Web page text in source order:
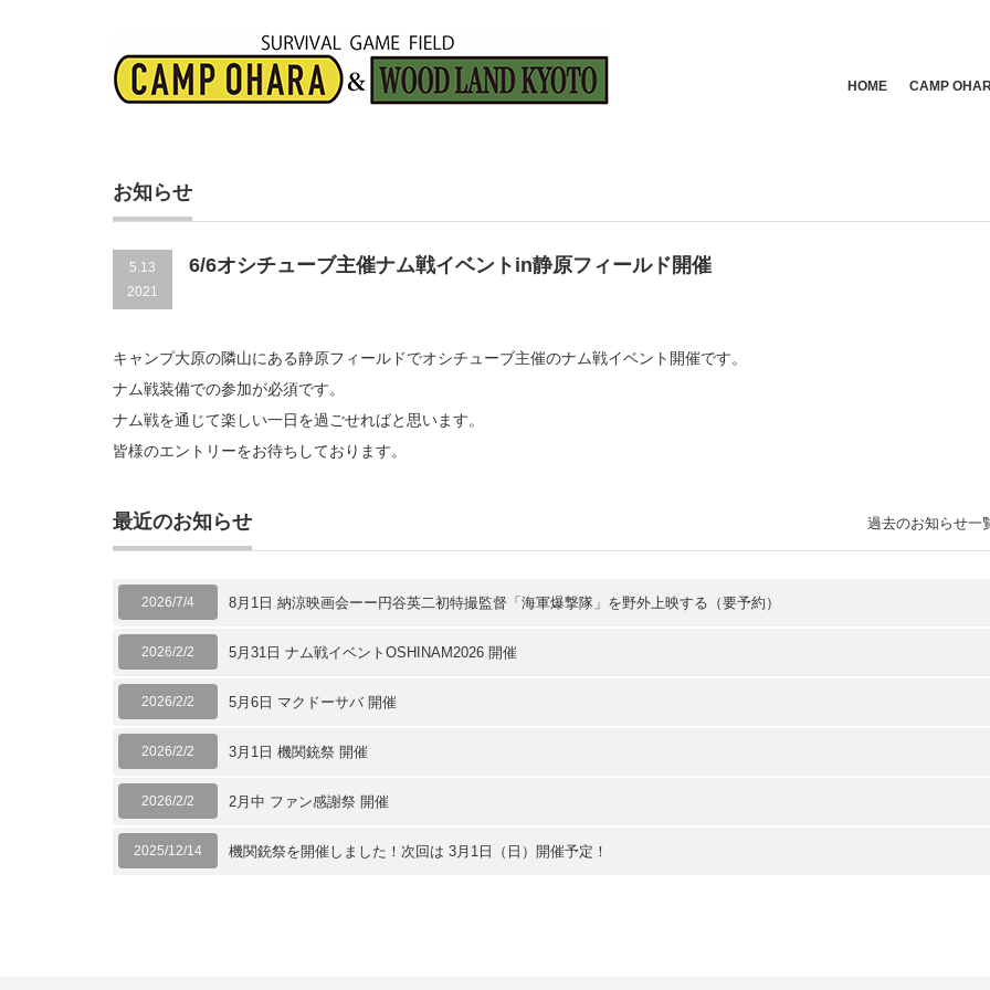
HOME CAMP
お知らせ
5.13
2021
6/6オシチューブ主催ナム戦イベントin静原フィールド開催
キャンプ大原の隣山にある静原フィールドでオシチューブ主催のナム戦イベント開催です。
ナム戦装備での参加が必須です。
ナム戦を通じて楽しい一日を過ごせればと思います。
皆様のエントリーをお待ちしております。
最近のお知らせ
2026/7/4 8月1日 納涼映画会ーー円谷英二初特撮監督「海軍爆撃隊」を野外上映する（要予約）
2026/2/2 5月31日 ナム戦イベントOSHINAM2026 開催
2026/2/2 5月6日 マクドーサバ 開催
2026/2/2 3月1日 機関銃祭 開催
2026/2/2 2月中 ファン感謝祭 開催
2025/12/14 機関銃祭を開催しました！次回は 3月1日（日）開催予定！
過去のお知らせ一